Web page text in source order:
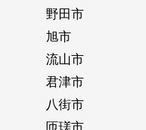
野田市
旭市
流山市
君津市
八街市
匝瑳市